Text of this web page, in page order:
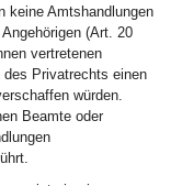
keine Amtshandlungen
(Art. 20
vertretenen
Privatrechts einen
würden.
Beamte oder